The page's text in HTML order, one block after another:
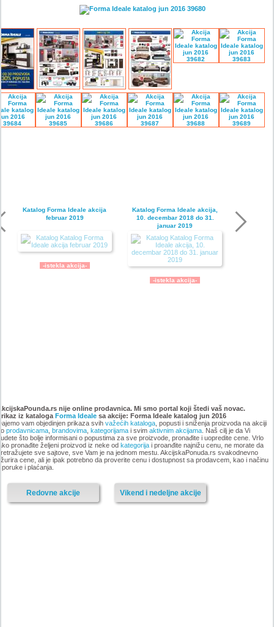
Katalog Forma Ideale akcija
februar 2019
-istekla akcija-
Katalog Forma Ideale akcija,
10. decembar 2018 do 31.
januar 2019
-istekla akcija-
namestaja, akcija 6. novembar
do 9. decembar 2018
-istekla akcija-
oktobar 2018
-istekla akcija-
nije online prodavnica. Mi smo portal koji štedi vaš novac.
iz kataloga Forma Idealesa akcije: Forma Ideale katalog jun 2016
vam objedinjen prikaza svih važećih kataloga, popusti i sniženja proizvoda na akciji
prodavnicama, brandovima, kategorijamai svim aktivnim akcijama. Naš cilj je da Vi
što bolje informisani o popustima za sve proizvode, pronađite i uopredite cene. Vrlo
pronađite željeni proizvod iz neke od kategorijai proanđite najnižu cenu, ne morate da
sve sajtove, sve Vam je na jednom mestu. AkcijskaPonuda.rs svakodnevno
cene, ali je ipak potrebno da proverite cenu i dostupnost sa prodavcem, kao i načinu
i plaćanja.
Vikend i nedeljne akcije
Redovne akcije